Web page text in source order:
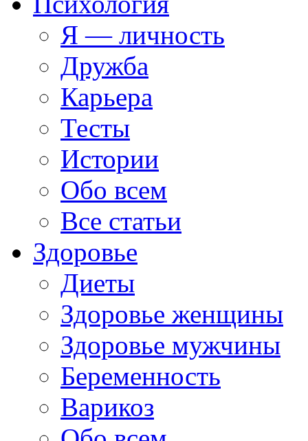
Я — личность
Дружба
Карьера
Тесты
Истории
Обо всем
Все статьи
Здоровье
Диеты
Здоровье женщины
Здоровье мужчины
Беременность
Варикоз